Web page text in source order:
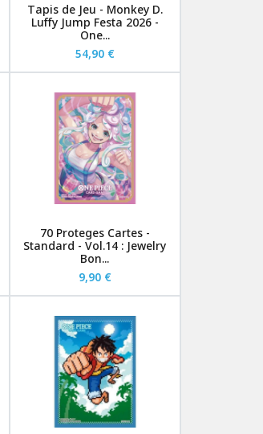
Tapis de Jeu - Monkey D.
Luffy Jump Festa 2026 -
One...
54,90 €
70 Proteges Cartes -
Standard - Vol.14 : Jewelry
Bon...
9,90 €